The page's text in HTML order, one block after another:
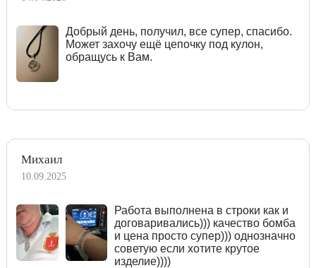
Добрый день, получил, все супер, спасибо.
Может захочу ещё цепочку под кулон,
обращусь к Вам.
Михаил
10.09.2025
Работа выполнена в строки как и
договаривались))) качество бомба
и цена просто супер))) однозначно
советую если хотите крутое
изделие))))